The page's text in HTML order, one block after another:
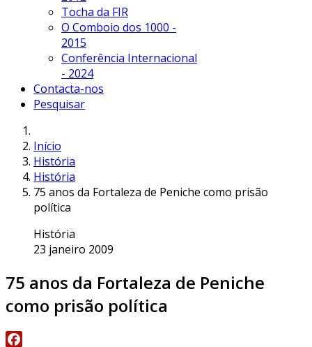
Tocha da FIR
O Comboio dos 1000 -
2015
Conferência Internacional
- 2024
Contacta-nos
Pesquisar
Início
História
História
75 anos da Fortaleza de Peniche como prisão
política
História
23 janeiro 2009
75 anos da Fortaleza de Peniche
como prisão política